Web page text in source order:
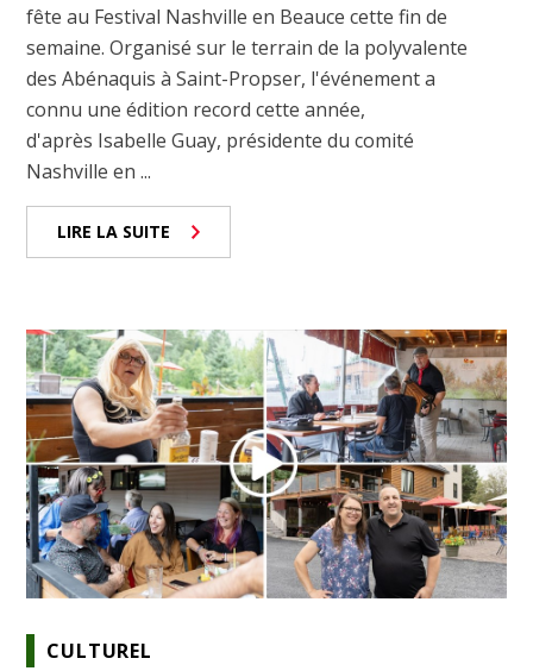
fête au Festival Nashville en Beauce cette fin de
semaine. Organisé sur le terrain de la polyvalente
des Abénaquis à Saint-Propser, l'événement a
connu une édition record cette année,
d'après Isabelle Guay, présidente du comité
Nashville en ...
LIRE LA SUITE
CULTUREL